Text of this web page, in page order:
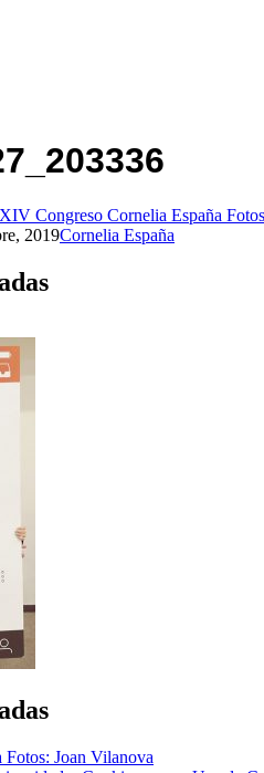
XIV Congreso Cornelia España
2019Cornelia España
Joan Vilanova